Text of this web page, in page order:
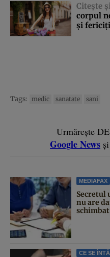
Citeşte
corpul
şi fericiţi
Tags: medic sanatate sani
Urmărește
Google News și
MEDIAFAX
Secretul
nu are
CE SE